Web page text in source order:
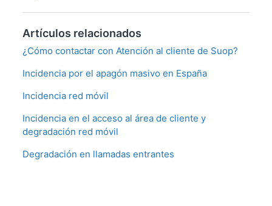
Artículos relacionados
¿Cómo contactar con Atención al cliente de Suop?
Incidencia por el apagón masivo en España
Incidencia red móvil
Incidencia en el acceso al área de cliente y
degradación red móvil
Degradación en llamadas entrantes